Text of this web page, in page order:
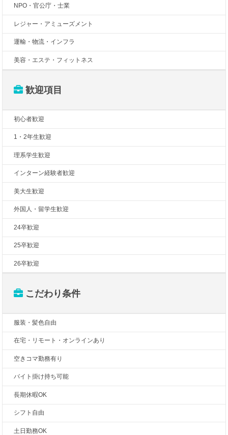
NPO・官公庁・士業
レジャー・アミューズメント
運輸・物流・インフラ
美容・エステ・フィットネス
歓迎項目
初心者歓迎
1・2年生歓迎
理系学生歓迎
インターン経験者歓迎
美大生歓迎
外国人・留学生歓迎
24卒歓迎
25卒歓迎
26卒歓迎
こだわり条件
服装・髪色自由
在宅・リモート・オンラインあり
空きコマ勤務有り
バイト掛け持ち可能
長期休暇OK
シフト自由
土日勤務OK